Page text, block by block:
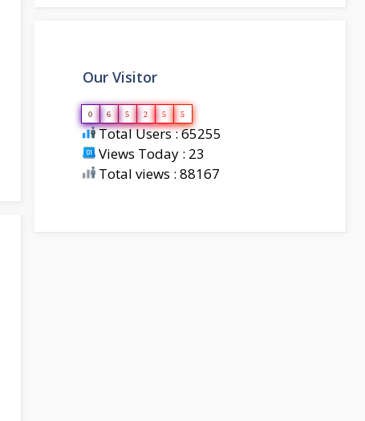
Our Visitor
0 6 5 2 5 5
Total Users : 65255
Views Today : 23
Total views : 88167